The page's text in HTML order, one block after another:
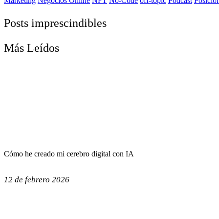
Posts imprescindibles
Más Leídos
Cómo he creado mi cerebro digital con IA
12 de febrero 2026